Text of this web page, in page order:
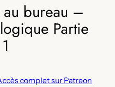
au bureau –
Partie
1
complet sur Patreon